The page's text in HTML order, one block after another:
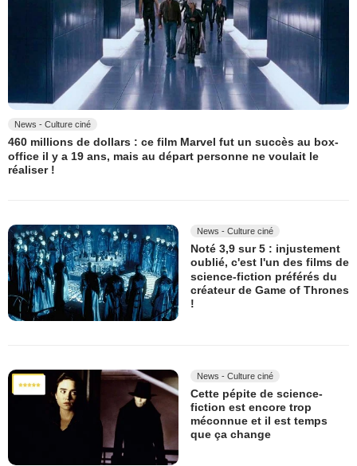
News - Culture ciné
460 millions de dollars : ce film Marvel fut un succès au box-
office il y a 19 ans, mais au départ personne ne voulait le
réaliser !
News - Culture ciné
Noté 3,9 sur 5 : injustement
oublié, c'est l'un des films de
science-fiction préférés du
créateur de Game of Thrones
!
News - Culture ciné
Cette pépite de science-
fiction est encore trop
méconnue et il est temps
que ça change